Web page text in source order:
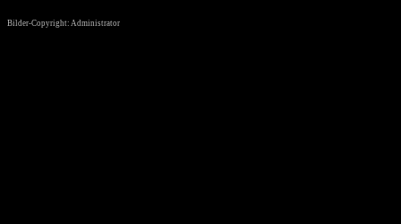
Bilder-Copyright: Administrator